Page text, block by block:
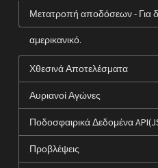
Μετατροπή αποδόσεων - Για
αμερικανικό.
Χθεσινά Αποτελέσματα
Αυριανοί Αγώνες
Ποδοσφαιρικά Δεδομένα
Προβλέψεις